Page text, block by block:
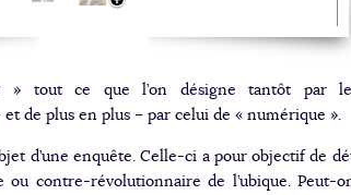
» tout ce que l’on désigne tantôt par
de plus en plus – par celui de « numérique ».
d’une enquête. Celle-ci a pour objectif de
ou contre-révolutionnaire de l’ubique. Peut-